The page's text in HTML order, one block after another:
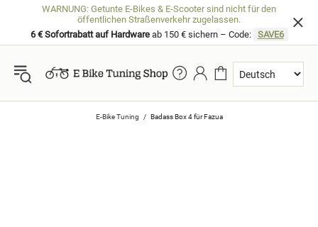
WARNUNG: Getunte E-Bikes & E-Scooter sind nicht für den
öffentlichen Straßenverkehr zugelassen.
6 € Sofortrabatt auf Hardwareab 150 € sichern – Code: SAVE6
E-Bike Tuning Badass Box 4 für Fazua